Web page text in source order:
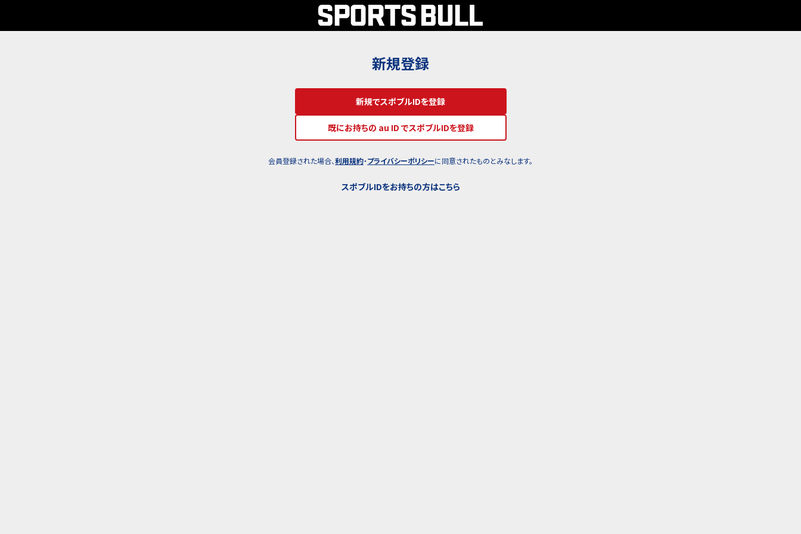
新規登録
新規でスポブルIDを登録
既にお持ちの au ID でスポブルIDを登録
会員登録された場合、利用規約・プライバシーポリシーに同意されたものとみなします。
スポブルIDをお持ちの方はこちら